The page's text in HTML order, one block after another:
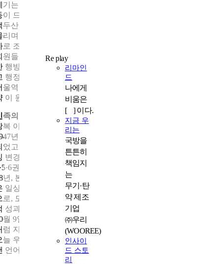
Re play
리마인
드
나에게
비움은
[ ] 이다.
지금 우
리는
국방을
튼튼히
책임지
는
무기·탄
약 제조
기업
㈜우리
(WOOREE)
인사이
드 스토
리
기는 조선어학회 회원 정태진에 대한 수사 과정에서 민족주의
이 드러난 것이었습니다.
두산’ 같은 단어와 취지서 속 ‘독립’이라는 표현이 불온한 증거
리며 학회원들은 치안유지법 위반으로 투옥되었습니다. 이것이
로 조선어학회 사건입니다.
원들이 옥고를 치르는 동안 20여 년간 모은
행방불명될 위기에 처했습니다. 그러나 일본의 전세가 불리해
행정이 혼란해지면서 원고는 압수되지 않았고, 1945년 10월 2
울역 조선운송주식회사 창고에서 기적처럼 발견되었습니다. 만
이 원고가 사라졌다면 우리말의 집대성은 불가능했을 것입니
족의 말과 얼을 지킨『 큰사전
복 이후 조선어학회는 다시 사전 편찬에 착수했습니다.
년 10월 9일 한글날, 마침내
었고, 이어 제2권(1949), 제3권(1950, 이때부터
변경)이 나왔습니다. 전쟁과 혼란으로 지연되었지만, 1957년 제
권이 발간되며 총 6권이 완간되었습니다. 발족에서 완간까지
년, 본격 집필 이후 21년에 걸친 대장정이었습니다.
일상어부터 전문어, 고유명사, 방언, 옛말까지 아우른 종합 사
로, 모두 16만 4,125개의 단어를 수록했습니다. 이는 단순한 학
성과를 넘어 민족의 말과 얼을 지켜낸 승리의 증거였습니다.
월 9일 한글날은 단순한 기념일이 아닙니다. 그것은 한글을 목
럼 지켜낸 사람들의 희생과 헌신을 기억하는 날입니다.
늘 우리가 자유롭게 글을 쓰고 읽을 수 있는 것은, 그분들이 지
언어 위에 서 있기 때문입니다.